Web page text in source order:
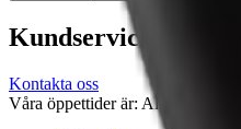
Kundservice
Kontakta oss
Våra öppettider är: Alla dagar